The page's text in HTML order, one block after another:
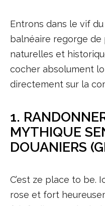
Entrons dans le vif
balnéaire regorge
naturelles et
cocher absolument
directement sur la
1.
MYTHIQUE
DOUANIERS
C’est ze place to be.
rose et fort